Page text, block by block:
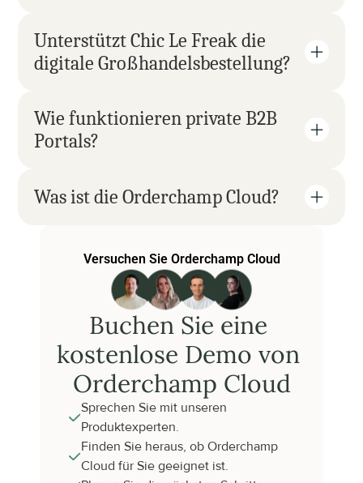
Unterstützt Chic Le Freak die
digitale Großhandelsbestellung?
Wie funktionieren private B2B
Portals?
Was ist die Orderchamp Cloud?
Versuchen Sie Orderchamp Cloud
Buchen Sie eine
kostenlose Demo von
Orderchamp Cloud
Sprechen Sie mit unseren
Produktexperten.
Finden Sie heraus, ob Orderchamp
Cloud für Sie geeignet ist.